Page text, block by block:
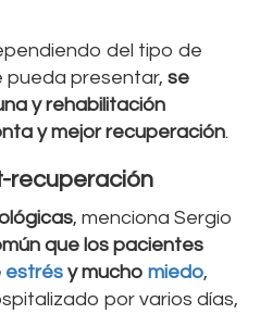
del tipo de
pueda presentar, se
y rehabilitación
y mejor recuperación.
recuperación
, menciona Sergio
que los pacientes
estrés y mucho miedo,
por varios días,